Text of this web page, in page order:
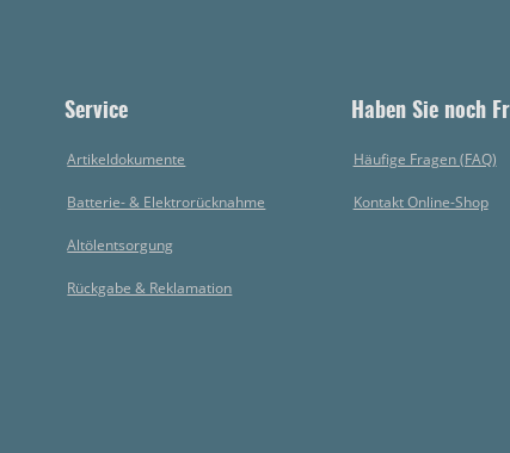
Service
Artikeldokumente
Batterie- & Elektrorücknahme
Altölentsorgung
Rückgabe & Reklamation
Haben Sie noch
Häufige Fragen (FAQ)
Kontakt Online-Shop